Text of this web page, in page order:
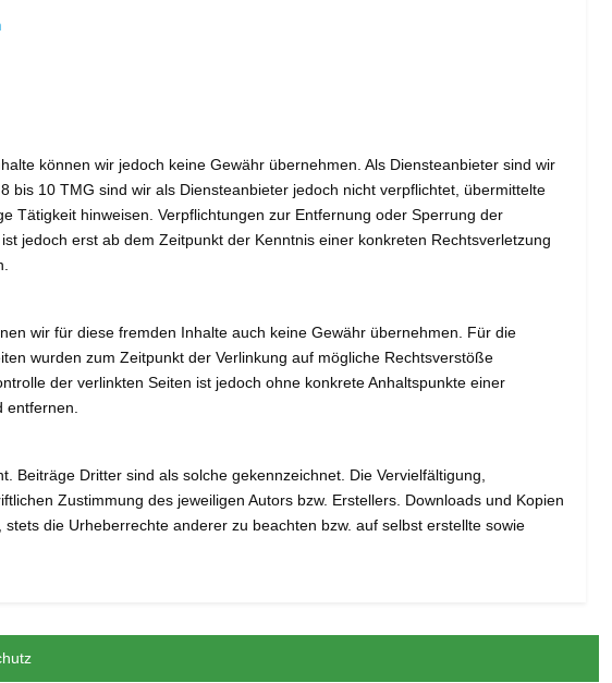
können wir jedoch keine Gewähr übernehmen. Als Diensteanbieter sind wir
10 TMG sind wir als Diensteanbieter jedoch nicht verpflichtet, übermittelte
Tätigkeit hinweisen. Verpflichtungen zur Entfernung oder Sperrung der
jedoch erst ab dem Zeitpunkt der Kenntnis einer konkreten Rechtsverletzung
wir für diese fremden Inhalte auch keine Gewähr übernehmen. Für die
wurden zum Zeitpunkt der Verlinkung auf mögliche Rechtsverstöße
der verlinkten Seiten ist jedoch ohne konkrete Anhaltspunkte einer
Dritter sind als solche gekennzeichnet. Die Vervielfältigung,
Zustimmung des jeweiligen Autors bzw. Erstellers. Downloads und Kopien
die Urheberrechte anderer zu beachten bzw. auf selbst erstellte sowie